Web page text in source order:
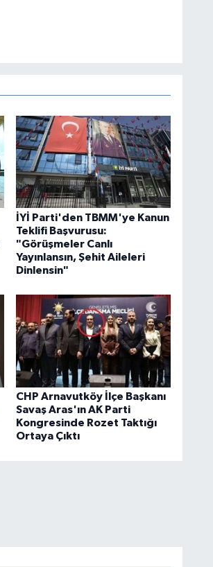
İYİ Parti'den TBMM'ye Kanun
Teklifi Başvurusu:
"Görüşmeler Canlı
Yayınlansın, Şehit Aileleri
Dinlensin"
CHP Arnavutköy İlçe Başkanı
Savaş Aras'ın AK Parti
Kongresinde Rozet Taktığı
Ortaya Çıktı